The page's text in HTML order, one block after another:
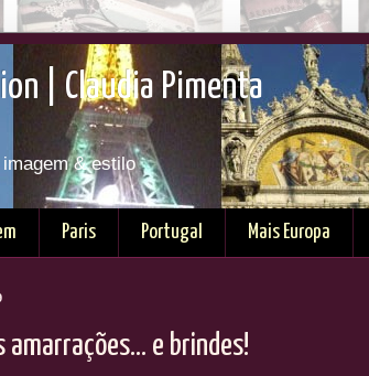
| Claudia Pimenta
& estilo
Paris Portugal Mais Europa
amarrações... e brindes!